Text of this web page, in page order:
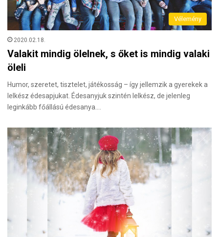
Vélemény
2020.02.18.
Valakit mindig ölelnek, s őket is mindig valaki
öleli
Humor, szeretet, tisztelet, játékosság – így jellemzik a gyerekek a
lelkész édesapjukat. Édesanyjuk szintén lelkész, de jelenleg
leginkább főállású édesanya.…